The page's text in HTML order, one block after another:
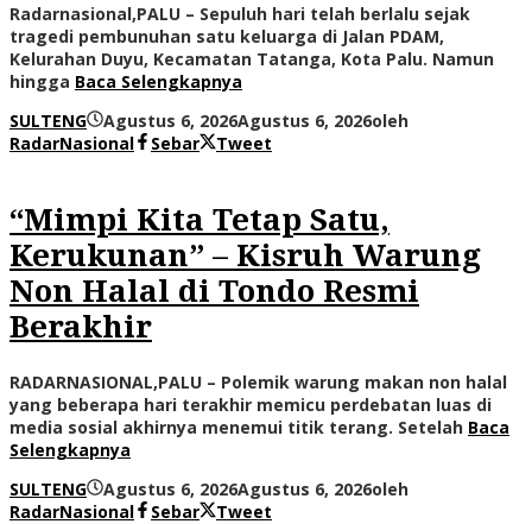
Radarnasional,PALU – Sepuluh hari telah berlalu sejak
tragedi pembunuhan satu keluarga di Jalan PDAM,
Kelurahan Duyu, Kecamatan Tatanga, Kota Palu. Namun
hingga Baca Selengkapnya
SULTENG
Agustus 6, 2026Agustus 6, 2026oleh
RadarNasional
Sebar Tweet
“Mimpi Kita Tetap Satu,
Kerukunan” – Kisruh Warung
Non Halal di Tondo Resmi
Berakhir
RADARNASIONAL,PALU – Polemik warung makan non halal
yang beberapa hari terakhir memicu perdebatan luas di
media sosial akhirnya menemui titik terang. Setelah Baca
Selengkapnya
SULTENG
Agustus 6, 2026Agustus 6, 2026oleh
RadarNasional
Sebar Tweet